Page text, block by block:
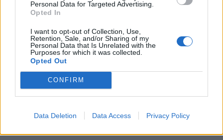
Personal Data for Targeted Advertising.
Opted In
I want to opt-out of Collection, Use,
Retention, Sale, and/or Sharing of my
Personal Data that Is Unrelated with the
Purposes for which it was collected.
Opted Out
CONFIRM
Data Deletion Data Access Privacy Policy